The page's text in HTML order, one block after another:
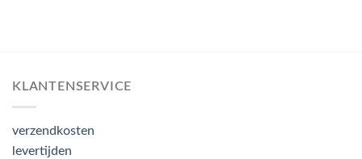
KLANTENSERVICE
verzendkosten
levertijden